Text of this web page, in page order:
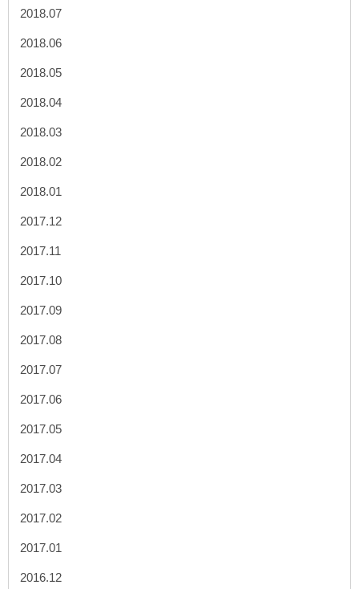
2018.07
2018.06
2018.05
2018.04
2018.03
2018.02
2018.01
2017.12
2017.11
2017.10
2017.09
2017.08
2017.07
2017.06
2017.05
2017.04
2017.03
2017.02
2017.01
2016.12